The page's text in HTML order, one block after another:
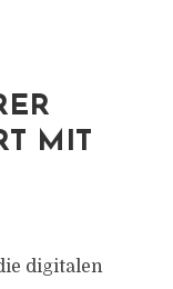
MIT
digitalen